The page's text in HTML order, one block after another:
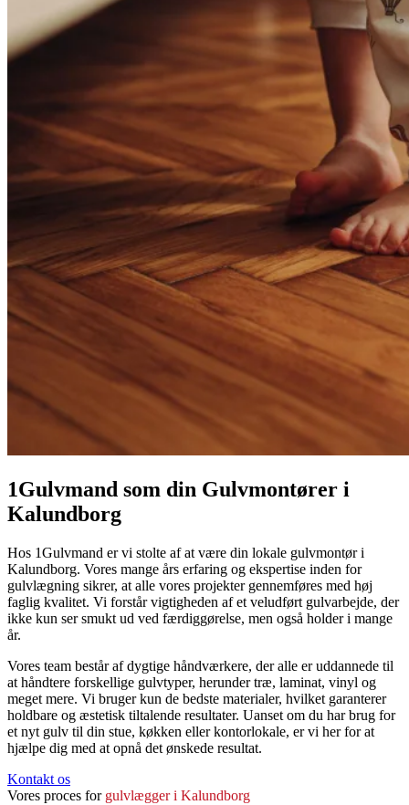
1Gulvmand som din Gulvmontører i
Kalundborg
Hos 1Gulvmand er vi stolte af at være din lokale gulvmontør i
Kalundborg. Vores mange års erfaring og ekspertise inden for
gulvlægning sikrer, at alle vores projekter gennemføres med høj
faglig kvalitet. Vi forstår vigtigheden af et veludført gulvarbejde, der
ikke kun ser smukt ud ved færdiggørelse, men også holder i mange
år.
Vores team består af dygtige håndværkere, der alle er uddannede til
at håndtere forskellige gulvtyper, herunder træ, laminat, vinyl og
meget mere. Vi bruger kun de bedste materialer, hvilket garanterer
holdbare og æstetisk tiltalende resultater. Uanset om du har brug for
et nyt gulv til din stue, køkken eller kontorlokale, er vi her for at
hjælpe dig med at opnå det ønskede resultat.
Kontakt os
Vores proces for gulvlægger i Kalundborg